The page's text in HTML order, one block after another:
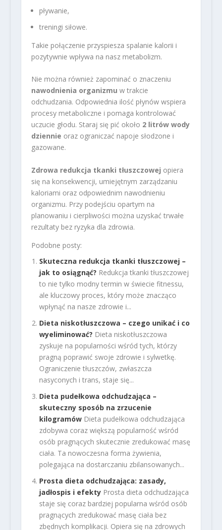
pływanie,
treningi siłowe.
Takie połączenie przyspiesza spalanie kalorii i
pozytywnie wpływa na nasz metabolizm.
Nie można również zapominać o znaczeniu
nawodnienia organizmu w trakcie
odchudzania. Odpowiednia ilość płynów wspiera
procesy metaboliczne i pomaga kontrolować
uczucie głodu. Staraj się pić około 2 litrów wody
dziennie oraz ograniczać napoje słodzone i
gazowane.
Zdrowa redukcja tkanki tłuszczowej opiera
się na konsekwencji, umiejętnym zarządzaniu
kaloriami oraz odpowiednim nawodnieniu
organizmu. Przy podejściu opartym na
planowaniu i cierpliwości można uzyskać trwałe
rezultaty bez ryzyka dla zdrowia.
Podobne posty:
Skuteczna redukcja tkanki tłuszczowej –
jak to osiągnąć? Redukcja tkanki tłuszczowej
to nie tylko modny termin w świecie fitnessu,
ale kluczowy proces, który może znacząco
wpłynąć na nasze zdrowie i...
Dieta niskotłuszczowa – czego unikać i co
wyeliminować? Dieta niskotłuszczowa
zyskuje na popularności wśród tych, którzy
pragną poprawić swoje zdrowie i sylwetkę.
Ograniczenie tłuszczów, zwłaszcza
nasyconych i trans, staje się...
Dieta pudełkowa odchudzająca –
skuteczny sposób na zrzucenie
kilogramów Dieta pudełkowa odchudzająca
zdobywa coraz większą popularność wśród
osób pragnących skutecznie zredukować masę
ciała. Ta nowoczesna forma żywienia,
polegająca na dostarczaniu zbilansowanych...
Prosta dieta odchudzająca: zasady,
jadłospis i efekty Prosta dieta odchudzająca
staje się coraz bardziej popularna wśród osób
pragnących zredukować masę ciała bez
zbędnych komplikacji. Opiera się na zdrowych